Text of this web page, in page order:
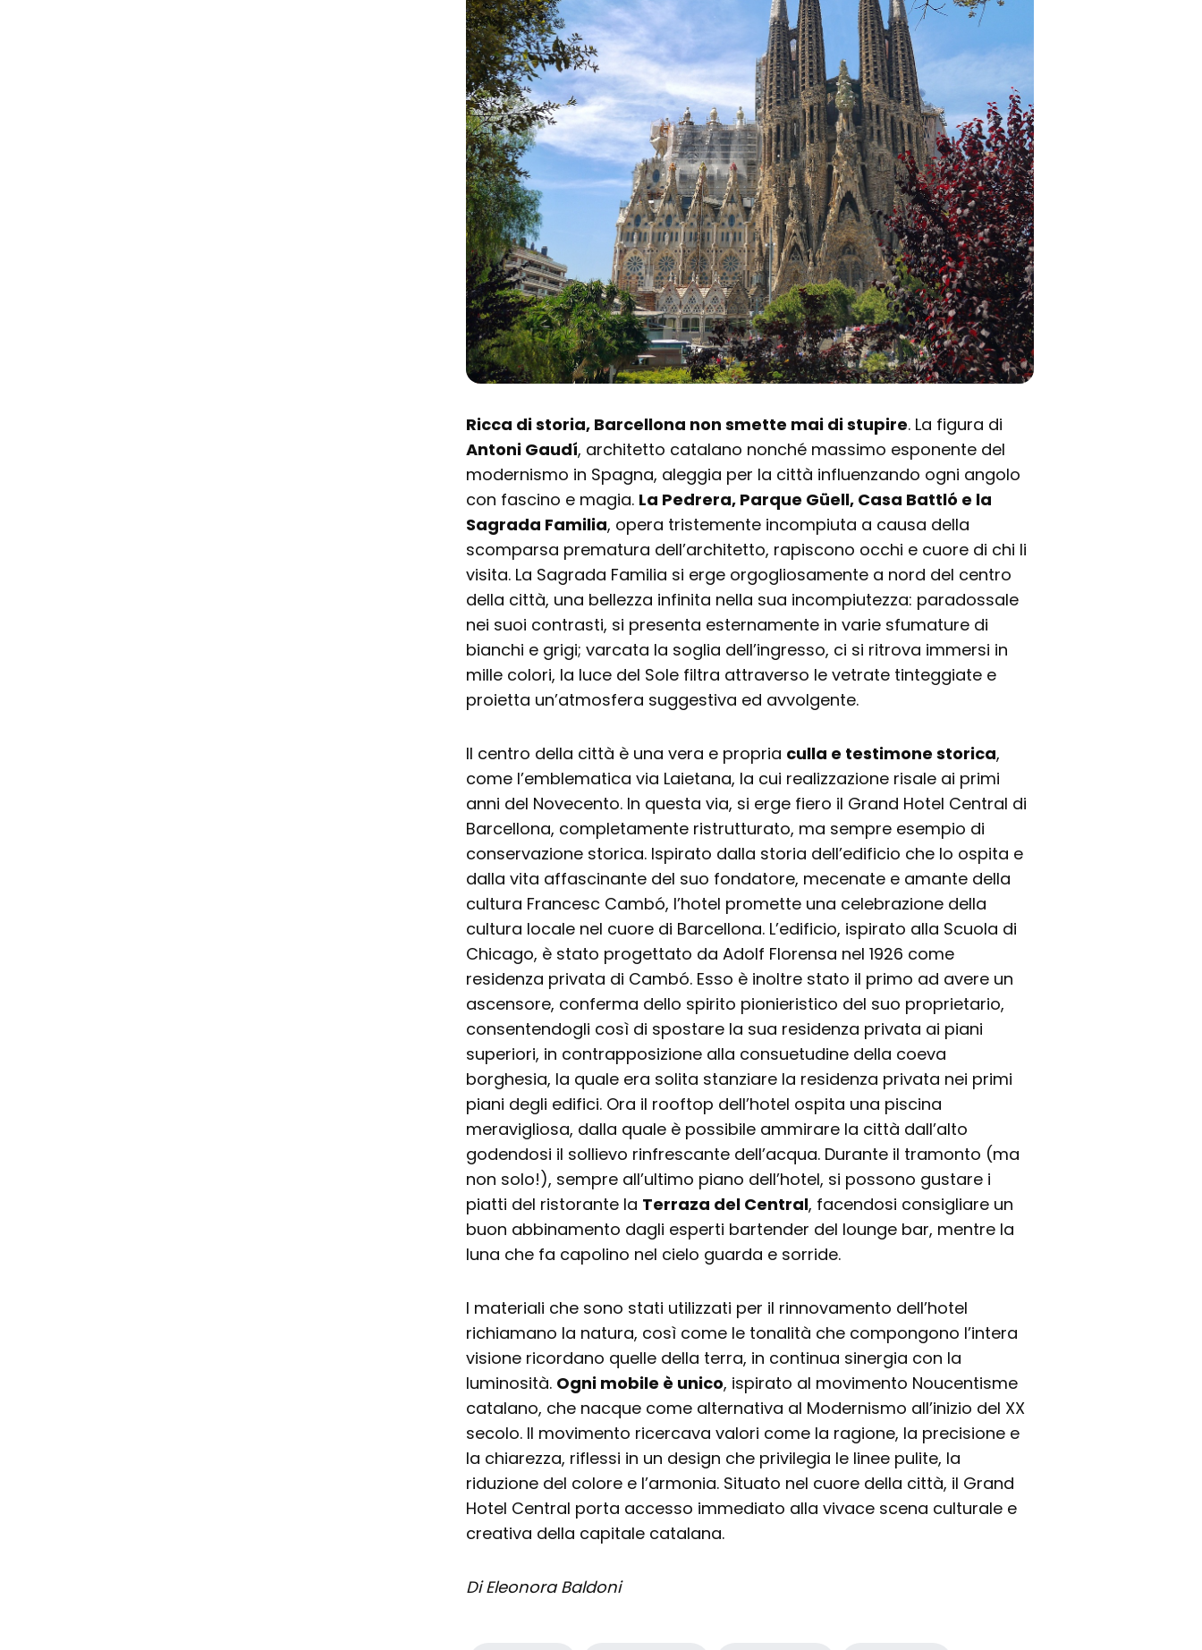
Ricca di storia, Barcellona non smette mai di stupire. La figura di
Antoni Gaudí, architetto catalano nonché massimo esponente del
modernismo in Spagna, aleggia per la città influenzando ogni angolo
con fascino e magia. La Pedrera, Parque Güell, Casa Battló e la
Sagrada Familia, opera tristemente incompiuta a causa della
scomparsa prematura dell’architetto, rapiscono occhi e cuore di chi li
visita. La Sagrada Familia si erge orgogliosamente a nord del centro
della città, una bellezza infinita nella sua incompiutezza: paradossale
nei suoi contrasti, si presenta esternamente in varie sfumature di
bianchi e grigi; varcata la soglia dell’ingresso, ci si ritrova immersi in
mille colori, la luce del Sole filtra attraverso le vetrate tinteggiate e
proietta un’atmosfera suggestiva ed avvolgente.
Il centro della città è una vera e propria culla e testimone storica,
come l’emblematica via Laietana, la cui realizzazione risale ai primi
anni del Novecento. In questa via, si erge fiero il Grand Hotel Central di
Barcellona, completamente ristrutturato, ma sempre esempio di
conservazione storica. Ispirato dalla storia dell’edificio che lo ospita e
dalla vita affascinante del suo fondatore, mecenate e amante della
cultura Francesc Cambó, l’hotel promette una celebrazione della
cultura locale nel cuore di Barcellona. L’edificio, ispirato alla Scuola di
Chicago, è stato progettato da Adolf Florensa nel 1926 come
residenza privata di Cambó. Esso è inoltre stato il primo ad avere un
ascensore, conferma dello spirito pionieristico del suo proprietario,
consentendogli così di spostare la sua residenza privata ai piani
superiori, in contrapposizione alla consuetudine della coeva
borghesia, la quale era solita stanziare la residenza privata nei primi
piani degli edifici. Ora il rooftop dell’hotel ospita una piscina
meravigliosa, dalla quale è possibile ammirare la città dall’alto
godendosi il sollievo rinfrescante dell’acqua. Durante il tramonto (ma
non solo!), sempre all’ultimo piano dell’hotel, si possono gustare i
piatti del ristorante la Terraza del Central, facendosi consigliare un
buon abbinamento dagli esperti bartender del lounge bar, mentre la
luna che fa capolino nel cielo guarda e sorride.
I materiali che sono stati utilizzati per il rinnovamento dell’hotel
richiamano la natura, così come le tonalità che compongono l’intera
visione ricordano quelle della terra, in continua sinergia con la
luminosità. Ogni mobile è unico, ispirato al movimento Noucentisme
catalano, che nacque come alternativa al Modernismo all’inizio del XX
secolo. Il movimento ricercava valori come la ragione, la precisione e
la chiarezza, riflessi in un design che privilegia le linee pulite, la
riduzione del colore e l’armonia. Situato nel cuore della città, il Grand
Hotel Central porta accesso immediato alla vivace scena culturale e
creativa della capitale catalana.
Di Eleonora Baldoni